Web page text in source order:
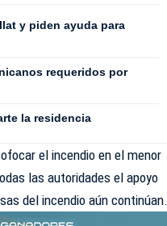
y piden ayuda para
requeridos por
la residencia
el incendio en el menor
las autoridades el apoyo
del incendio aún continúan.